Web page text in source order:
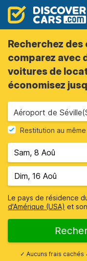
Recherchez
comparez avec
voitures de
économisez
Aéroport de
Restitution au
Le pays de résidence
d'Amérique (USA) et
✓ Aucuns frais